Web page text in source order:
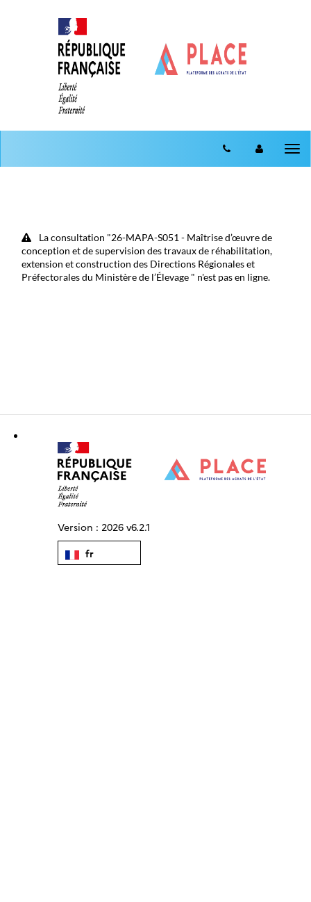
La consultation "26-MAPA-S051 - Maîtrise d’œuvre de
conception et de supervision des travaux de réhabilitation,
extension et construction des Directions Régionales et
Préfectorales du Ministère de l’Élevage " n'est pas en ligne.
Version : 2026 v6.2.1
fr